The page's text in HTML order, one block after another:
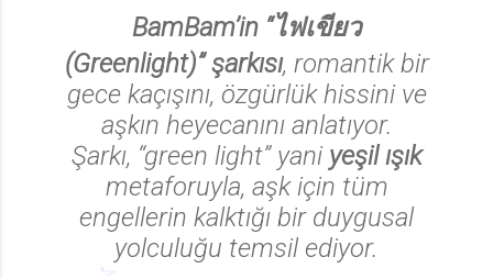
BamBam’in “ไฟเขียว
(Greenlight)” şarkısı, romantik bir
gece kaçışını, özgürlük hissini ve
aşkın heyecanını anlatıyor.
Şarkı, “green light” yani yeşil ışık
metaforuyla, aşk için tüm
engellerin kalktığı bir duygusal
yolculuğu temsil ediyor.
♫